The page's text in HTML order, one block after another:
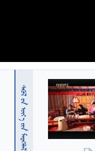
  